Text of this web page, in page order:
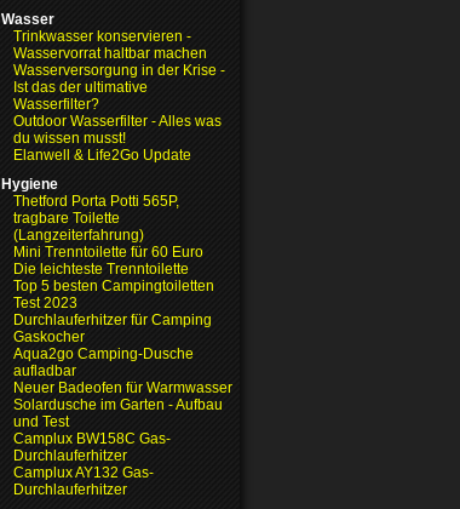
Wasser
Trinkwasser konservieren -
Wasservorrat haltbar machen
Wasserversorgung in der Krise -
Ist das der ultimative
Wasserfilter?
Outdoor Wasserfilter - Alles was
du wissen musst!
Elanwell & Life2Go Update
Hygiene
Thetford Porta Potti 565P,
tragbare Toilette
(Langzeiterfahrung)
Mini Trenntoilette für 60 Euro
Die leichteste Trenntoilette
Top 5 besten Campingtoiletten
Test 2023
Durchlauferhitzer für Camping
Gaskocher
Aqua2go Camping-Dusche
aufladbar
Neuer Badeofen für Warmwasser
Solardusche im Garten - Aufbau
und Test
Camplux BW158C Gas-
Durchlauferhitzer
Camplux AY132 Gas-
Durchlauferhitzer